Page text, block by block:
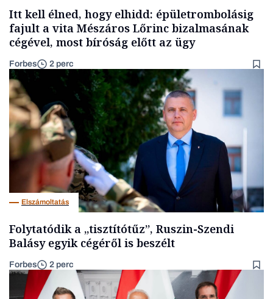
Itt kell élned, hogy elhidd: épületrombolásig
fajult a vita Mészáros Lőrinc bizalmasának
cégével, most bíróság előtt az ügy
Forbes 2 perc
Elszámoltatás
Folytatódik a „tisztítótűz”, Ruszin-Szendi
Balásy egyik cégéről is beszélt
Forbes 2 perc